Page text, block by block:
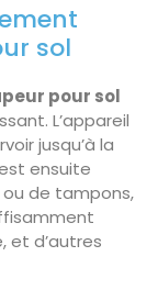
sol
pour sol
L’appareil
jusqu’à la
ensuite
de tampons,
et d’autres